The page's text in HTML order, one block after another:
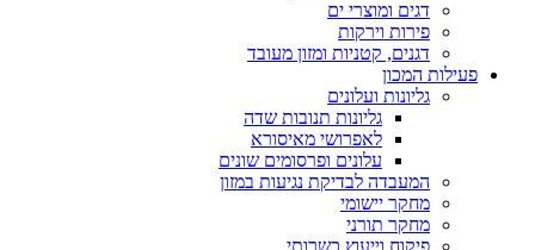
דגים ומוצרי ים
פירות וירקות
דגנים, קטניות ומזון מעובד
פעילות המכון
גליונות ועלונים
גליונות תנובות שדה
לאפרושי מאיסורא
עלונים ופרסומים שונים
המעבדה לבדיקת נגיעות במזון
מחקר יישומי
מחקר תורני
פיקוח וייעוץ כשרותי